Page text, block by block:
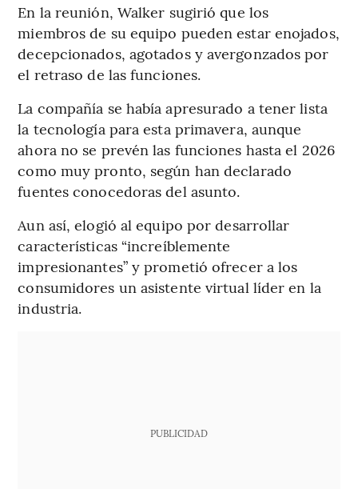
En la reunión, Walker sugirió que los
miembros de su equipo pueden estar enojados,
decepcionados, agotados y avergonzados por
el retraso de las funciones.
La compañía se había apresurado a tener lista
la tecnología para esta primavera, aunque
ahora no se prevén las funciones hasta el 2026
como muy pronto, según han declarado
fuentes conocedoras del asunto.
Aun así, elogió al equipo por desarrollar
características “increíblemente
impresionantes” y prometió ofrecer a los
consumidores un asistente virtual líder en la
industria.
PUBLICIDAD